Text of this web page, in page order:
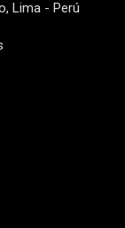
Lima - Perú